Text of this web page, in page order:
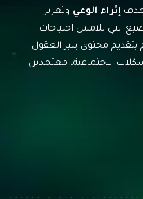
إثراء الوعي وتعزيز
التي تلامس احتياجات
بتقديم محتوى ينير العقول
الاجتماعية، معتمدين